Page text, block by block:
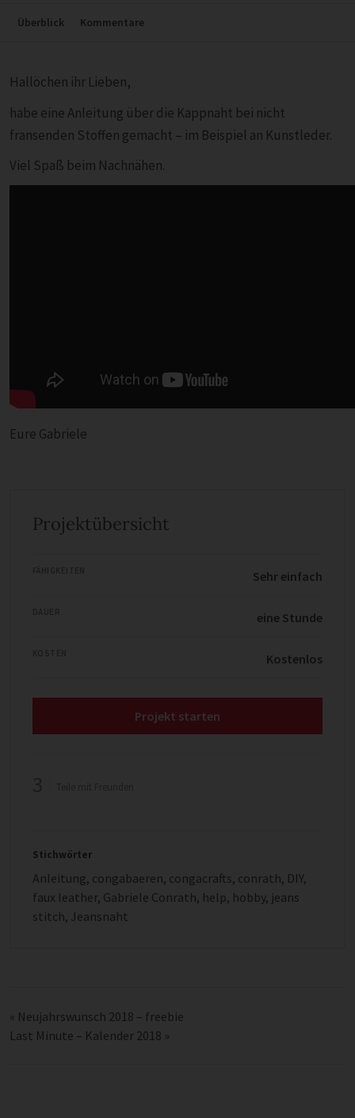
Überblick Kommentare
Hallöchen ihr Lieben,
habe eine Anleitung über die Kappnaht bei nicht
fransenden Stoffen gemacht – im Beispiel an Kunstleder.
Viel Spaß beim Nachnähen.
Eure Gabriele
Projektübersicht
Sehr einfach
eine Stunde
Kostenlos
Projekt starten
Stichwörter
Anleitung, congabaeren, congacrafts, conrath, DIY,
faux leather, Gabriele Conrath, help, hobby, jeans
stitch, Jeansnaht
« Neujahrswunsch 2018 – freebie
Last Minute – Kalender 2018 »